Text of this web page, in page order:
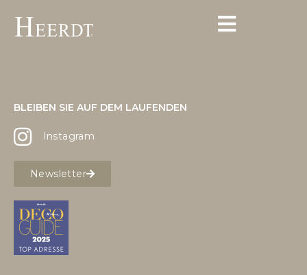
BLEIBEN SIE AUF DEM LAUFENDEN
Instagram
Newsletter